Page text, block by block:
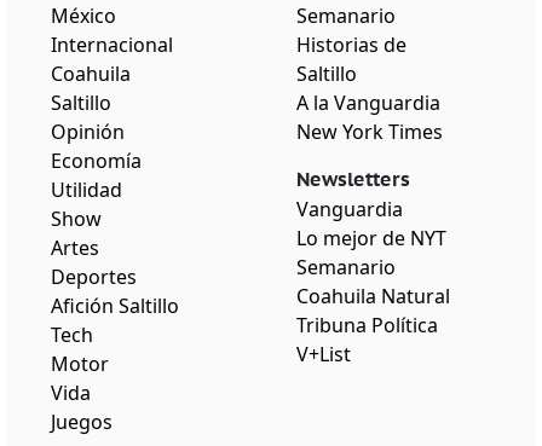
México
Internacional
Coahuila
Saltillo
Opinión
Economía
Utilidad
Show
Artes
Deportes
Afición Saltillo
Tech
Motor
Vida
Juegos
Semanario
Historias de
Saltillo
A la Vanguardia
New York Times
Newsletters
Vanguardia
Lo mejor de NYT
Semanario
Coahuila Natural
Tribuna Política
V+List